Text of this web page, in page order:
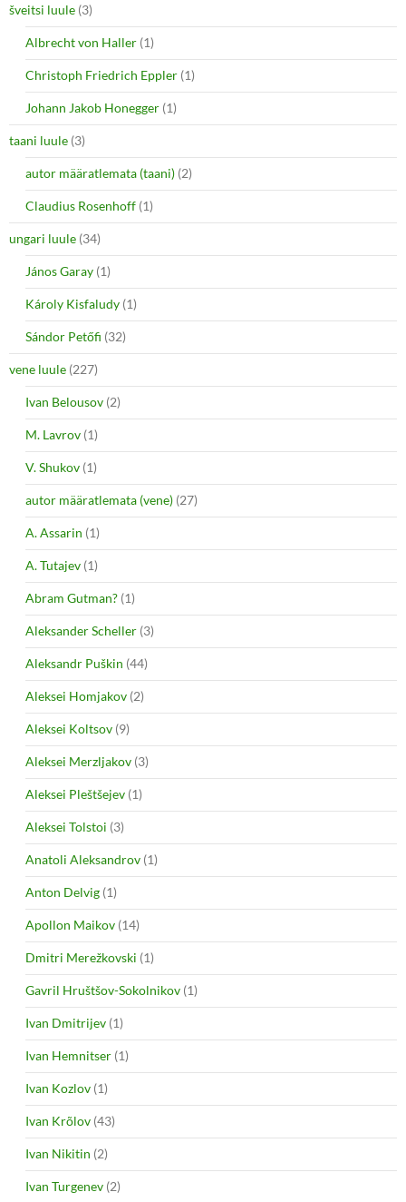
šveitsi luule (3)
Albrecht von Haller (1)
Christoph Friedrich Eppler (1)
Johann Jakob Honegger (1)
taani luule (3)
autor määratlemata (taani) (2)
Claudius Rosenhoff (1)
ungari luule (34)
János Garay (1)
Károly Kisfaludy (1)
Sándor Petőfi (32)
vene luule (227)
Ivan Belousov (2)
M. Lavrov (1)
V. Shukov (1)
autor määratlemata (vene) (27)
A. Assarin (1)
A. Tutajev (1)
Abram Gutman? (1)
Aleksander Scheller (3)
Aleksandr Puškin (44)
Aleksei Homjakov (2)
Aleksei Koltsov (9)
Aleksei Merzljakov (3)
Aleksei Pleštšejev (1)
Aleksei Tolstoi (3)
Anatoli Aleksandrov (1)
Anton Delvig (1)
Apollon Maikov (14)
Dmitri Merežkovski (1)
Gavril Hruštšov-Sokolnikov (1)
Ivan Dmitrijev (1)
Ivan Hemnitser (1)
Ivan Kozlov (1)
Ivan Krõlov (43)
Ivan Nikitin (2)
Ivan Turgenev (2)